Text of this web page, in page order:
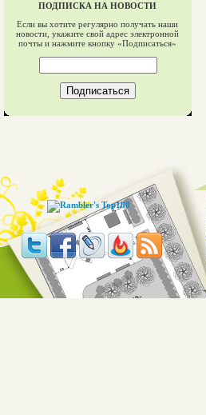
ПОДПИСКА НА НОВОСТИ
Если вы хотите регулярно получать наши
новости, укажите свой адрес электронной
почты и нажмите кнопку «Подписаться»